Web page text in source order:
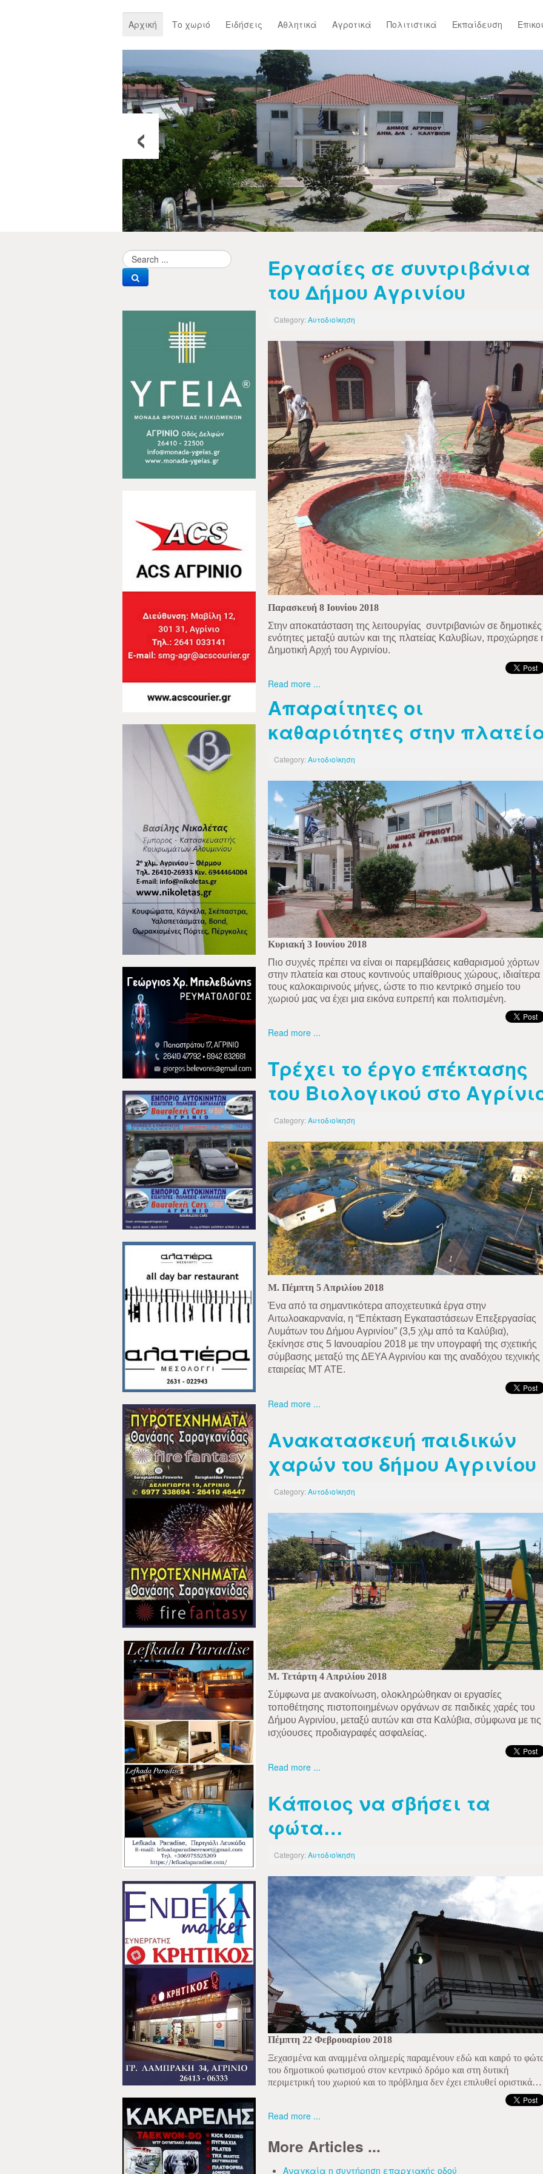
Αρχική Το χωριό Ειδήσεις Αθλητικά Αγροτικά Πολιτιστικά Εκπαίδευση
‹
Εργασίες σε συντριβάνια
του Δήμου Αγρινίου
Category:Αυτοδιοίκηση
Παρασκευή 8 Ιουνίου 2018
Στην αποκατάσταση της λειτουργίας συντριβανιών σε δημοτικές
ενότητες μεταξύ αυτών και της πλατείας Καλυβίων, προχώρησε
Δημοτική Αρχή του Αγρινίου.
Read more ...
Απαραίτητες οι
καθαριότητες στην
Category:Αυτοδιοίκηση
Κυριακή 3 Ιουνίου 2018
Πιο συχνές πρέπει να είναι οι παρεμβάσεις καθαρισμού χόρτων
στην πλατεία και στους κοντινούς υπαίθριους χώρους, ιδιαίτερα
τους καλοκαιρινούς μήνες, ώστε το πιο κεντρικό σημείο του
χωριού μας να έχει μια εικόνα ευπρεπή και πολιτισμένη.
Read more ...
Τρέχει το έργο επέκτασης
του Βιολογικού στο
Category:Αυτοδιοίκηση
Μ. Πέμπτη 5 Απριλίου 2018
Ένα από τα σημαντικότερα αποχετευτικά έργα στην
Αιτωλοακαρνανία, η “Επέκταση Εγκαταστάσεων Επεξεργασίας
Λυμάτων του Δήμου Αγρινίου” (3,5 χλμ από τα Καλύβια),
ξεκίνησε στις 5 Ιανουαρίου 2018 με την υπογραφή της σχετικής
σύμβασης μεταξύ της ΔΕΥΑ Αγρινίου και της αναδόχου τεχνικής
εταιρείας ΜΤ ΑΤΕ.
Read more ...
Ανακατασκευή παιδικών
χαρών του δήμου Αγρινίου
Category:Αυτοδιοίκηση
Μ. Τετάρτη 4 Απριλίου 2018
Σύμφωνα με ανακοίνωση, ολοκληρώθηκαν οι εργασίες
τοποθέτησης πιστοποιημένων οργάνων σε παιδικές χαρές του
Δήμου Αγρινίου, μεταξύ αυτών και στα Καλύβια, σύμφωνα με τις
ισχύουσες προδιαγραφές ασφαλείας.
Read more ...
Κάποιος να σβήσει τα
φώτα…
Category:Αυτοδιοίκηση
Πέμπτη 22 Φεβρουαρίου 2018
Ξεχασμένα και αναμμένα ολημερίς παραμένουν εδώ και καιρό το
του δημοτικού φωτισμού στον κεντρικό δρόμο και στη δυτική
περιμετρική του χωριού και το πρόβλημα δεν έχει επιλυθεί οριστικά…
Read more ...
More Articles ...
Αναγκαία η συντήρηση επαρχιακής οδού